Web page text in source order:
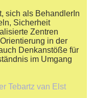
sich als BehandlerIn
Sicherheit
Zentren
in der
Denkanstöße für
im Umgang
Tebartz van Elst